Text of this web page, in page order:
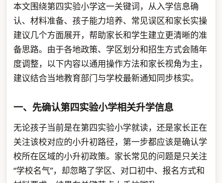
本文围绕第四实验小学这一关键词，从入学信息确
认、材料准备、孩子能力培养、常见误区和家长实操
建议几个方面展开，帮助家长和学生建立更清晰的准
备思路。由于各地政策、学区划分和招生方式会随年
度调整，以下内容以通用操作方法和家长视角为主，
建议结合当地教育部门与学校最新通知同步核实。
一、先确认第四实验小学相关升学信息
无论孩子当前是在第四实验小学就读，还是家长正在
关注该校对应的小升初路径，第一步都应该是确认学
校所在区域的小升初政策。家长常见的问题是只关注
“学校名气”，却忽略了学区、对口初中、报名方式和